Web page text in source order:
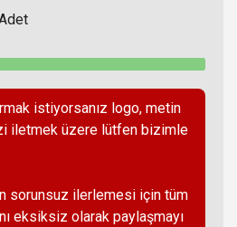
istiyorsanız logo, metin
iletmek üzere lütfen bizimle
sorunsuz ilerlemesi için tüm
eksiksiz olarak paylaşmayı